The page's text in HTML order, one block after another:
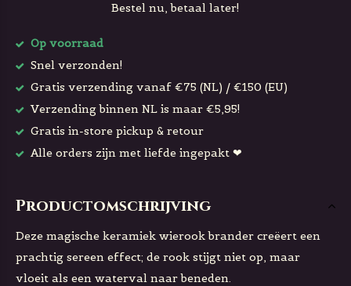
Bestel nu, betaal later!
Op voorraad
Snel verzonden!
Gratis verzending vanaf €75 (NL) / €150 (EU)
Verzending binnen NL is maar €5,95!
Gratis in-store pickup & retour
Alle orders zijn met liefde ingepakt ❤
Productomschrijving
Deze magische keramiek wierook brander creëert een
prachtig sereen effect; de rook stijgt niet op, maar
vloeit als een waterval naar beneden.